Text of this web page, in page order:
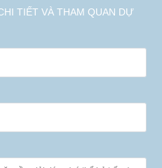
TIẾT VÀ THAM QUAN DỰ